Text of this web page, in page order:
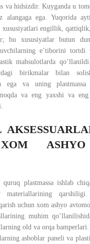
va hidsizdir. Kuyganda u
ega. Yuqorida
xususiyatlari engillik,
bu xususiyatlar butun
e’tiborini tortdi
mahsulotlarda
birikmalar bilan
ega va uning
va eng yaxshi va eng
plastmassa ishlab
uchun xom ashyo
muhim
old va orqa bamperlari.
asboblar paneli va